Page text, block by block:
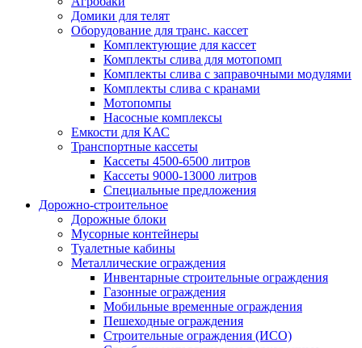
Домики для телят
Оборудование для транс. кассет
Комплектующие для кассет
Комплекты слива для мотопомп
Комплекты слива с заправочными модулями
Комплекты слива с кранами
Мотопомпы
Насосные комплексы
Емкости для КАС
Транспортные кассеты
Кассеты 4500-6500 литров
Кассеты 9000-13000 литров
Специальные предложения
Дорожно-строительное
Дорожные блоки
Мусорные контейнеры
Туалетные кабины
Металлические ограждения
Инвентарные строительные ограждения
Газонные ограждения
Мобильные временные ограждения
Пешеходные ограждения
Строительные ограждения (ИСО)